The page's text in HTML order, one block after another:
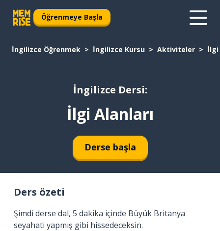
Öğrenmeye Başla
İngilizce Öğrenmek İngilizce Kursu Aktiviteler İlgi
İngilizce Dersi:
İlgi Alanları
Derse başla
Ders özeti
Şimdi derse dal, 5 dakika içinde Büyük Britanya
seyahati yapmış gibi hissedeceksin.